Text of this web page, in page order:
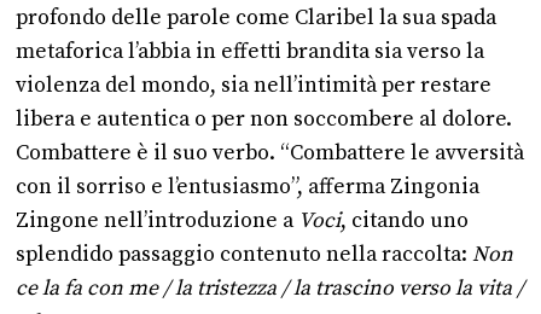
profondo delle parole come Claribel la sua spada
metaforica l’abbia in effetti brandita sia verso la
violenza del mondo, sia nell’intimità per restare
libera e autentica o per non soccombere al dolore.
Combattere è il suo verbo. “Combattere le avversità
con il sorriso e l’entusiasmo”, afferma Zingonia
Zingone nell’introduzione a Voci, citando uno
splendido passaggio contenuto nella raccolta: Non
ce la fa con me / la tristezza / la trascino verso la vita /